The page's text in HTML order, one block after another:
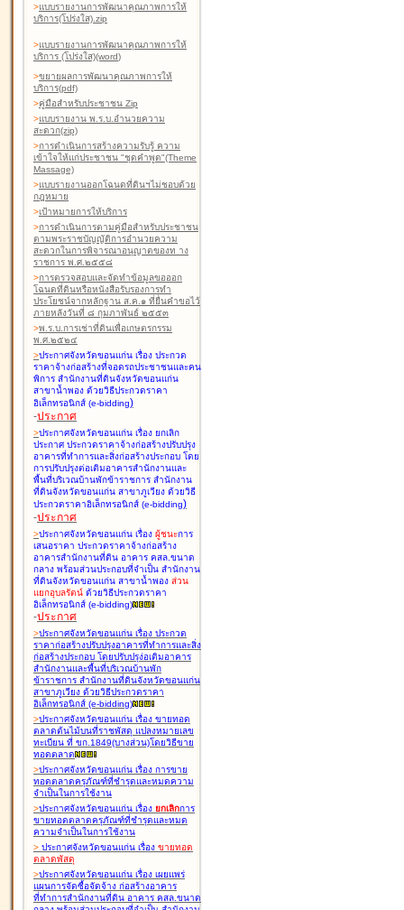
>แบบรายงานการพัฒนาคุณภาพการให้
บริการ(โปร่งใส).zip
>แบบรายงานการพัฒนาคุณภาพการให้
บริการ (โปร่งใส)(word)
>ขยายผลการพัฒนาคุณภาพการให้
บริการ(pdf)
>คู่มือสำหรับประชาชน Zip
>แบบรายงาน พ.ร.บ.อำนวยความ
สะดวก(zip)
>การดำเนินการสร้างความรับรู้ ความ
เข้าใจให้แก่ประชาชน "ชุดคำพูด"(Theme
Massage)
>แบบรายงานออกโฉนดที่ดินฯไม่ชอบด้วย
กฎหมาย
>เป้าหมายการให้บริการ
>การดำเนินการตามคู่มือสำหรับประชาชน
ตามพระราชบัญญัติการอำนวยความ
สะดวกในการพิจารณาอนุญาตของท าง
ราชการ พ.ศ.๒๕๕๘
>การตรวจสอบและจัดทำข้อมูลขอออก
โฉนดที่ดินหรือหนังสือรับรองการทำ
ประโยชน์จากหลักฐาน ส.ค.๑ ที่ยื่นคำขอไว้
ภายหลังวันที่ ๘ กุมภาพันธ์ ๒๕๕๓
>พ.ร.บ.การเช่าที่ดินเพื่อเกษตรกรรม
พ.ศ.๒๕๒๔
>ประกาศจังหวัดขอนแก่น เรื่อง ประกวด
ราคาจ้างก่อสร้างที่จอดรถประชาชนและคน
พิการ สำนักงานที่ดินจังหวัดขอนแก่น
สาขาน้ำพอง ด้วยวิธีประกวดราคา
อิเล็กทรอนิกส์ (e-bidding)
-ประกาศ
>ประกาศจังหวัดขอนแก่น เรื่อง ยกเลิก
ประกาศ ประกวดราคาจ้างก่อสร้างปรับปรุง
อาคารที่ทำการและสิ่งก่อสร้างประกอบ โดย
การปรับปรุงต่อเติมอาคารสำนักงานและ
พื้นที่บริเวณบ้านพักข้าราชการ สำนักงาน
ที่ดินจังหวัดขอนแก่น สาขาภูเวียง ด้วยวิธี
ประกวดราคาอิเล็กทรอนิกส์ (e-bidding)
-ประกาศ
>ประกาศจังหวัดขอนแก่น เรื่อง ผู้ชนะการ
เสนอราคา ประกวดราคาจ้างก่อสร้าง
อาคารสำนักงานที่ดิน อาคาร คสล.ขนาด
กลาง พร้อมส่วนประกอบที่จำเป็น สำนักงาน
ที่ดินจังหวัดขอนแก่น สาขาน้ำพอง ส่วน
แยกอุบลรัตน์ ด้วยวิธีประกวดราคา
อิเล็กทรอนิกส์ (e-bidding)
-ประกาศ
>ประกาศจังหวัดขอนแก่น เรื่อง ประกวด
ราคาก่อสร้างปรับปรุงอาคารที่ทำการและสิ่ง
ก่อสร้างประกอบ โดยปรับปรุง่อเติมอาคาร
สำนักงานและพื้นที่บริเวณบ้านพัก
ข้าราชการ สำนักงานที่ดินจังหวัดขอนแก่น
สาขาภูเวียง ด้วยวิธีประกวดราคา
อิเล็กทรอนิกส์ (e-bidding)
>ประกาศจังหวัดขอนแก่น เรื่อง ขายทอด
ตลาดต้นไม้บนที่ราชพัสดุ แปลงหมายเลข
ทะเบียน ที่ ขก.1849(บางส่วน)โดยวิธีขาย
ทอดตลาด
>ประกาศจังหวัดขอนแก่น เรื่อง การขาย
ทอดตลาดครุภัณฑ์ที่ชำรุดและหมดความ
จำเป็นในการใช้งาน
>ประกาศจังหวัดขอนแก่น เรื่อง ยกเลิกการ
ขายทอดตลาดครุภัณฑ์ที่ชำรุดและหมด
ความจำเป็นในการใช้งาน
> ประกาศจังหวัดขอนแก่น เรื่อง ขายทอด
ตลาดพัสดุ
>ประกาศจังหวัดขอนแก่น เรื่อง เผยแพร่
แผนการจัดซื้อจัดจ้าง ก่อสร้างอาคาร
ที่ทำการสำนักงานที่ดิน อาคาร คสล.ขนาด